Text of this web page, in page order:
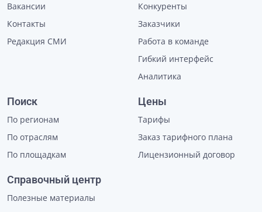
Вакансии
Контакты
Редакция СМИ
Конкуренты
Заказчики
Работа в команде
Гибкий интерфейс
Аналитика
Поиск
По регионам
По отраслям
По площадкам
Цены
Тарифы
Заказ тарифного плана
Лицензионный договор
Справочный центр
Полезные материалы